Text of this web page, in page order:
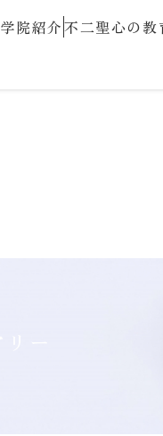
学院紹介不二聖心の教